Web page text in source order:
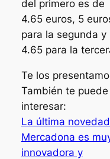
del primero es de
4.65 euros, 5
para la segunda y
4.65 para la
Te los
También te puede
interesar:
La última
Mercadona es
innovadora y